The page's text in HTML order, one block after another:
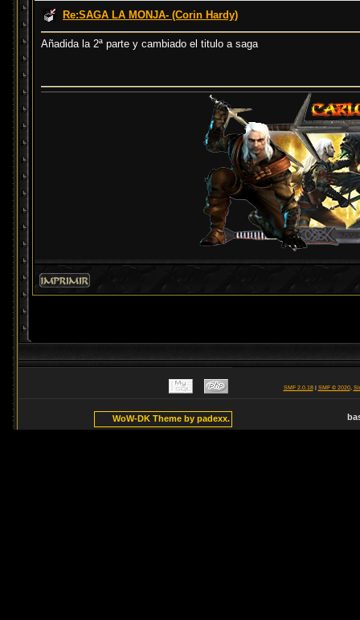
Re:SAGA LA MONJA- (Corin Hardy)
Añadida la 2ª parte y cambiado el titulo a saga
SMF 2.0.18| SMF © 2020,
WoW-DK Theme by padexx.